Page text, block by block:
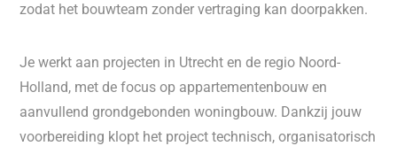
zodat het bouwteam zonder vertraging kan doorpakken.
Je werkt aan projecten in Utrecht en de regio Noord-
Holland, met de focus op appartementenbouw en
aanvullend grondgebonden woningbouw. Dankzij jouw
voorbereiding klopt het project technisch, organisatorisch